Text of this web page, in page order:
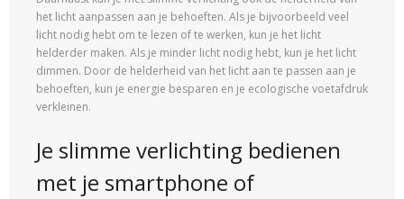
het licht aanpassen aan je behoeften. Als je bijvoorbeeld veel
licht nodig hebt om te lezen of te werken, kun je het licht
helderder maken. Als je minder licht nodig hebt, kun je het licht
dimmen. Door de helderheid van het licht aan te passen aan je
behoeften, kun je energie besparen en je ecologische voetafdruk
verkleinen.
Je slimme verlichting bedienen
met je smartphone of